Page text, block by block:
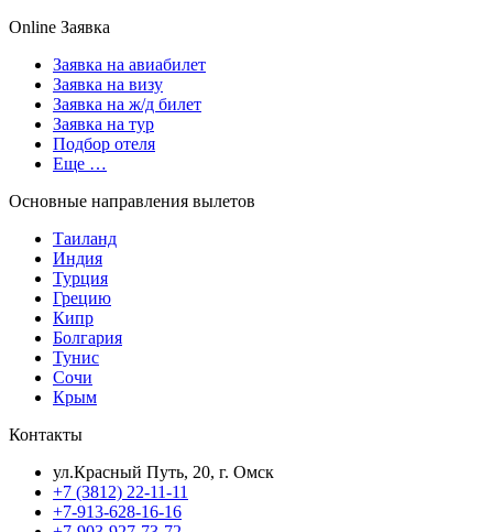
Online Заявка
Заявка на авиабилет
Заявка на визу
Заявка на ж/д билет
Заявка на тур
Подбор отеля
Еще …
Основные направления вылетов
Таиланд
Индия
Турция
Грецию
Кипр
Болгария
Тунис
Сочи
Крым
Контакты
ул.Красный Путь, 20, г. Омск
+7 (3812) 22-11-11
+7-913-628-16-16